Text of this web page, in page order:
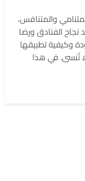
والمتنافس،
نجاح الفنادق ورضا
وكيفية تطبيقها
تُنسى. في هذا